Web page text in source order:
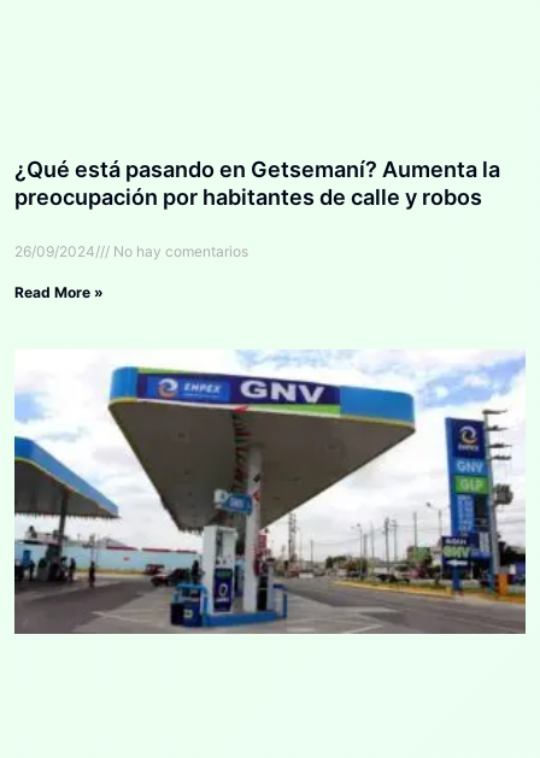
¿Qué está pasando en Getsemaní? Aumenta la
preocupación por habitantes de calle y robos
26/09/2024 No hay comentarios
Read More »